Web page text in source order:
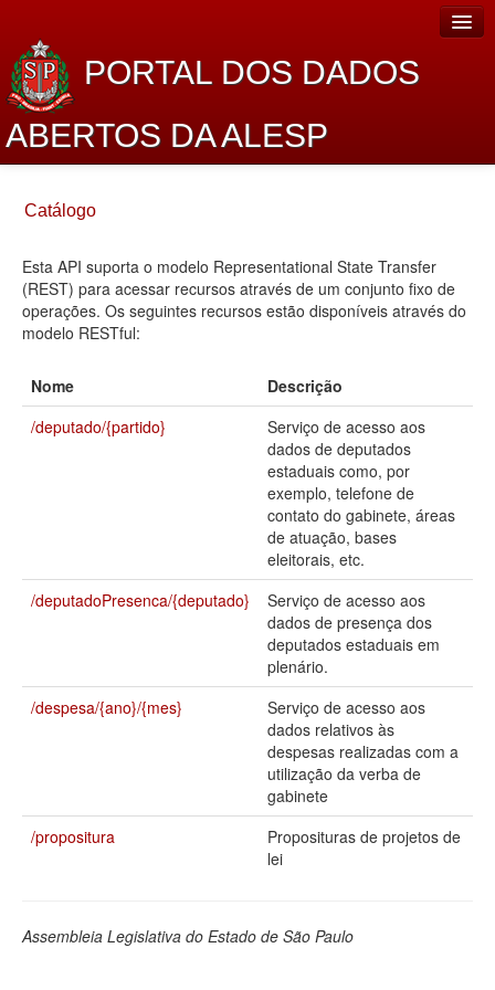
PORTAL DOS DADOS
ABERTOS DA ALESP
Sobre o projeto
Dados Abertos Alesp
Lei de Acesso à Informação
Planejamento
Catálogo de dados
Legislação
Perguntas frequentes
Catálogo
Esta API suporta o modelo Representational State Transfer
(REST) para acessar recursos através de um conjunto fixo de
operações. Os seguintes recursos estão disponíveis através do
modelo RESTful:
Nome
Descrição
/deputado/{partido}
Serviço de acesso aos
dados de deputados
estaduais como, por
exemplo, telefone de
contato do gabinete, áreas
de atuação, bases
eleitorais, etc.
/deputadoPresenca/{deputado}
Serviço de acesso aos
dados de presença dos
deputados estaduais em
plenário.
/despesa/{ano}/{mes}
Serviço de acesso aos
dados relativos às
despesas realizadas com a
utilização da verba de
gabinete
/propositura
Proposituras de projetos de
lei
Assembleia Legislativa do Estado de São Paulo